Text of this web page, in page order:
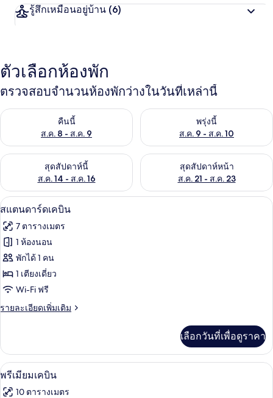
รู้สึกเหมือนอยู่บ้าน (6)
ตัวเลือกห้องพัก
ตรวจสอบจำนวนห้องพักว่างในวันที่เหล่านี้
คืนนี้
ส.ค. 8 - ส.ค. 9
ตรวจสอบจำนวนห้องพักว่างในคืนนี้ ส.ค. 8 - ส.ค. 9พรุ่งนี้
ส.ค. 9 - ส.ค. 10
ตรวจสอบจำนวนห้องพักว่างใน
สุดสัปดาห์นี้
ส.ค. 14 - ส.ค. 16
ตรวจสอบจำนวนห้องพักว่างในสุดสัปดาห์นี้ ส.ค. 14 - ส.ค. 16
สุดสัปดาห์หน้า
ส.ค. 21 - ส.ค. 23
ตรวจสอบจำนวนห้องพักว่างใน
เปิด
ภาพถ่าย
ทั้งหมด
ของ
สแตนดาร์ด
เคบิน
สแตนดาร์ดเคบิน | โต๊ะทำงาน, เตารีด/
9
สแตนดาร์ดเคบิน
7 ตารางเมตร
1 ห้องนอน
พักได้ 1 คน
1 เตียงเดี่ยว
Wi-Fi ฟรี
รายละเอียดเพิ่มเติม
ราย
เกี่ยว
กับ
สแตนดาร์ด
เลือกวันที่เพื่อดูราคา
เปิด
ภาพถ่าย
พรีเมียมเคบิน | โต๊ะทำงาน, เตารีด/โต๊
13
พรีเมียมเคบิน
10 ตารางเมตร